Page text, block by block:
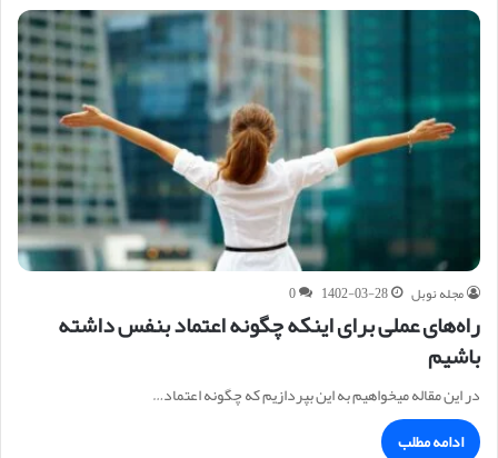
مجله نوبل 1402-03-28
0
راه‌های عملی برای اینکه چگونه اعتماد بنفس داشته
باشیم
در این مقاله میخواهیم به این بپردازیم که چگونه اعتماد…
ادامه مطلب